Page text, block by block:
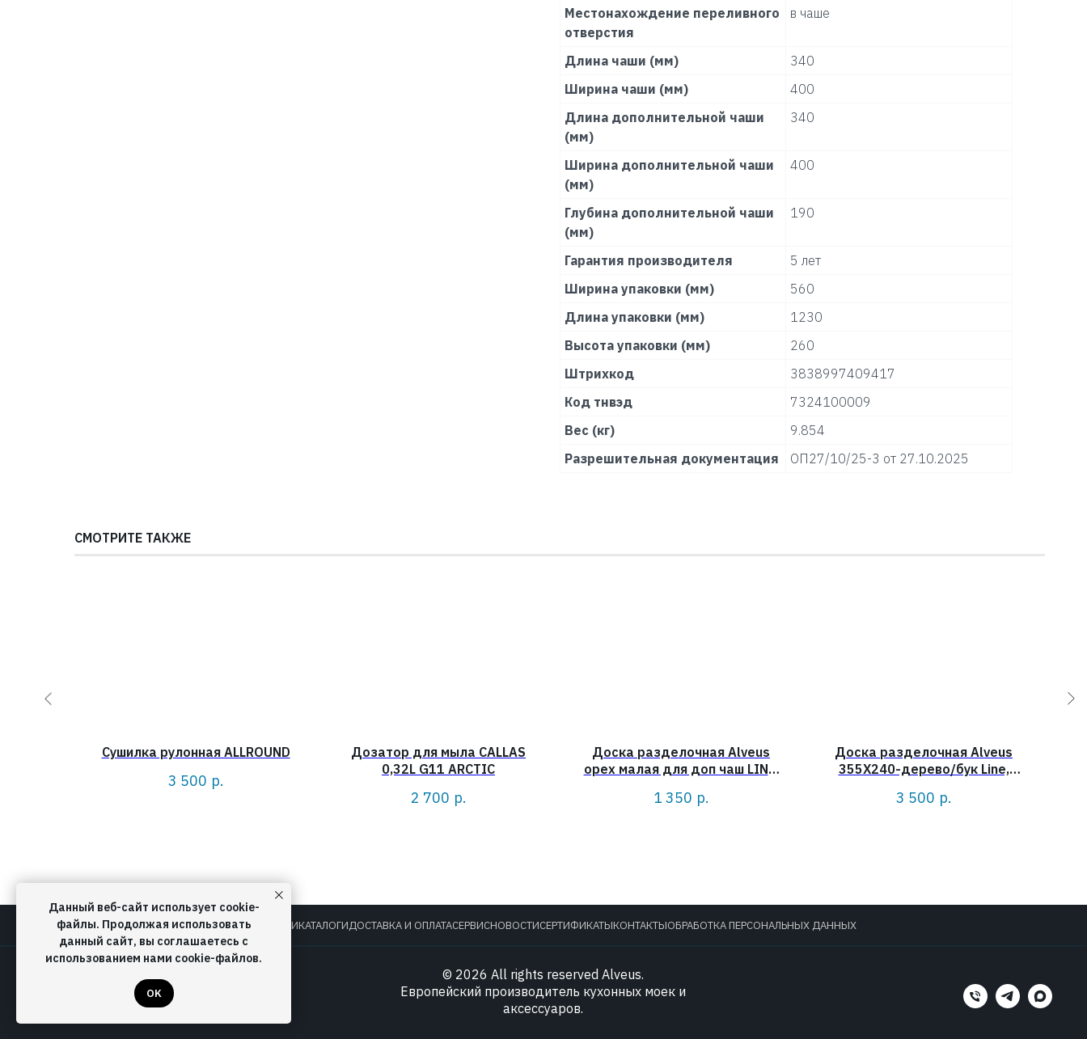
Местонахождение переливного
отверстия
в чаше
Длина чаши (мм)
340
Ширина чаши (мм)
400
Длина дополнительной чаши
(мм)
340
Ширина дополнительной чаши
(мм)
400
Глубина дополнительной чаши
(мм)
190
Гарантия производителя
5 лет
Ширина упаковки (мм)
560
Длина упаковки (мм)
1230
Высота упаковки (мм)
260
Штрихкод
3838997409417
Код тнвэд
7324100009
Вес (кг)
9.854
Разрешительная документация
ОП27/10/25-3 от 27.10.2025
СМОТРИТЕ ТАКЖЕ
Сушилка рулонная ALLROUND
3 500 р.
Дозатор для мыла CALLAS
0,32L G11 ARCTIC
2 700 р.
Доска разделочная Alveus
орех малая для доп чаш LINE,
1 350 р.
Доска разделочная Alveus
355X240-дерево/бук Line,
3 500 р.
О КОМПАНИИКАТАЛОГИДОСТАВКА И ОПЛАТАСЕРВИСНОВОСТИСЕРТИФИКАТЫКОНТАКТЫОБРАБОТКА ПЕРСОНАЛЬНЫХ ДАННЫХ
© 2026 All rights reserved Alveus.
Европейский производитель кухонных моек и
аксессуаров.
Данный веб-сайт использует cookie-
файлы. Продолжая использовать
данный сайт, вы соглашаетесь с
использованием нами cookie-файлов.
OK